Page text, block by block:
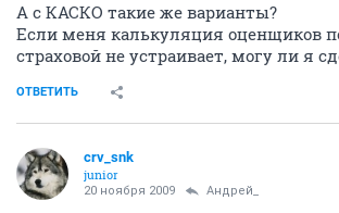
А с КАСКО такие же варианты?
Если меня калькуляция оценщиков
страховой не устраивает, могу ли я
ОТВЕТИТЬ
crv_snk
junior
20 ноября 2009 Андрей_